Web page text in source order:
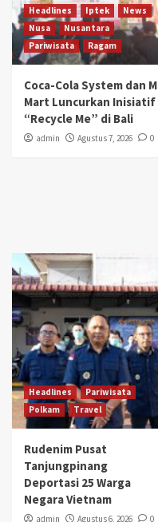
Headlines
Iptek
News
Nusa
Nusantara
Pariwisata
Ragam
Coca-Cola System dan M
Mart Luncurkan Inisiatif
“Recycle Me” di Bali
admin Agustus 7, 2026 0
Headlines
Pariwisata
Polkam
Travel
Rudenim Pusat
Tanjungpinang
Deportasi 25 Warga
Negara Vietnam
admin Agustus 6, 2026 0